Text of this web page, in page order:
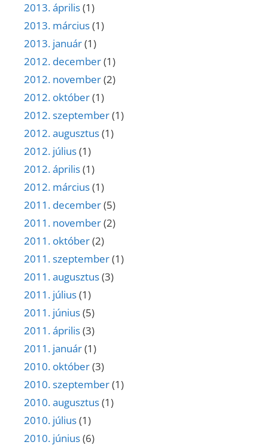
2013. április(1)
2013. március(1)
2013. január(1)
2012. december(1)
2012. november(2)
2012. október(1)
2012. szeptember(1)
2012. augusztus(1)
2012. július(1)
2012. április(1)
2012. március(1)
2011. december(5)
2011. november(2)
2011. október(2)
2011. szeptember(1)
2011. augusztus(3)
2011. július(1)
2011. június(5)
2011. április(3)
2011. január(1)
2010. október(3)
2010. szeptember(1)
2010. augusztus(1)
2010. július(1)
2010. június(6)